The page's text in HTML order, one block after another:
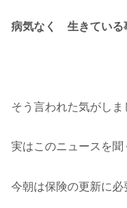
病気なく 生きている
そう言われた気がしま
実はこのニュースを聞
今朝は保険の更新に